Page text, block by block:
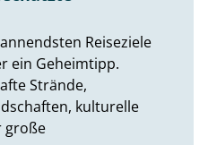
Reiseziele
ein Geheimtipp.
Strände,
kulturelle
große